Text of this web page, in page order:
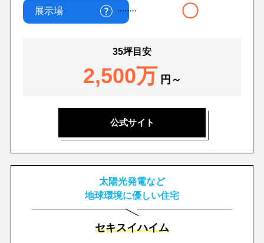
展示場 〇
35坪目安
2,500万 円～
公式サイト
太陽光発電など
地球環境に優しい住宅
セキスイハイム